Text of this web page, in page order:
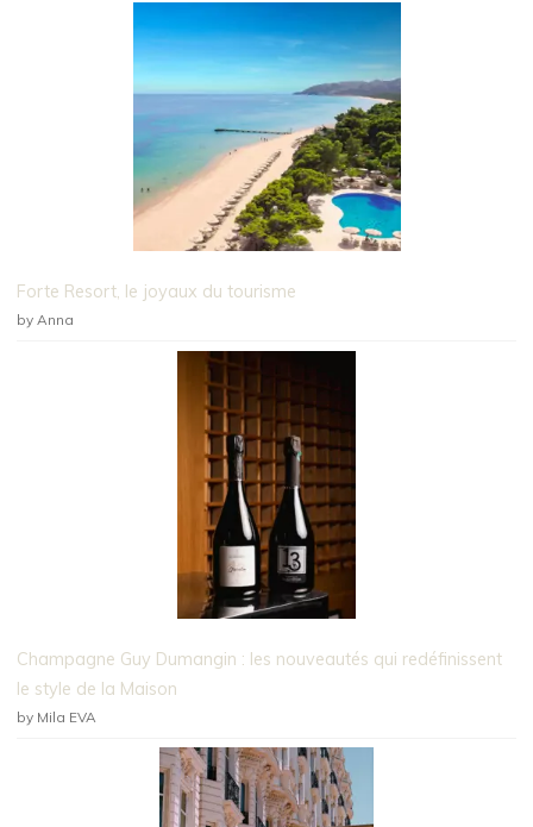
Forte Resort, le joyaux du tourisme
by Anna
Champagne Guy Dumangin : les nouveautés qui redéfinissent
le style de la Maison
by Mila EVA